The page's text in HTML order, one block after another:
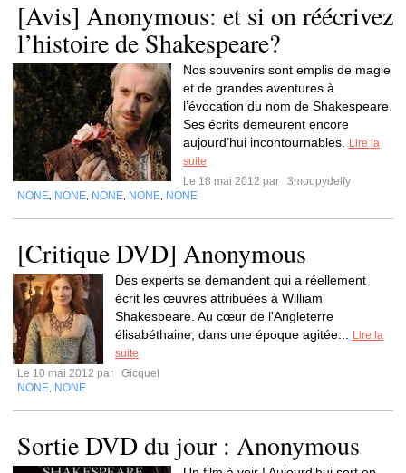
[Avis] Anonymous: et si on réécrivez
l’histoire de Shakespeare?
Nos souvenirs sont emplis de magie
et de grandes aventures à
l’évocation du nom de Shakespeare.
Ses écrits demeurent encore
aujourd’hui incontournables.
Lire la
suite
Le 18 mai 2012 par
3moopydelfy
NONE NONE NONE NONE NONE
[Critique DVD] Anonymous
Des experts se demandent qui a réellement
écrit les œuvres attribuées à William
Shakespeare. Au cœur de l'Angleterre
élisabéthaine, dans une époque agitée...
Lire la
suite
Le 10 mai 2012 par
Gicquel
NONE NONE
Sortie DVD du jour : Anonymous